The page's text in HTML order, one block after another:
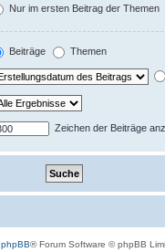
Nur im ersten Beitrag der Themen
Beiträge Themen
Zeichen der Beiträge
phpBB® Forum Software © phpBB